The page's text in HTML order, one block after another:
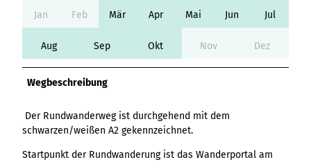
Variante 3
Variante 2
Variante 4
Variante 5
Variante 0
Variante 2
Jan Feb Mär Apr Mai Jun Jul
Aug Sep Okt Nov Dez
Wegbeschreibung
Der Rundwanderweg ist durchgehend mit dem
schwarzen/weißen A2 gekennzeichnet.
Startpunkt der Rundwanderung ist das Wanderportal am